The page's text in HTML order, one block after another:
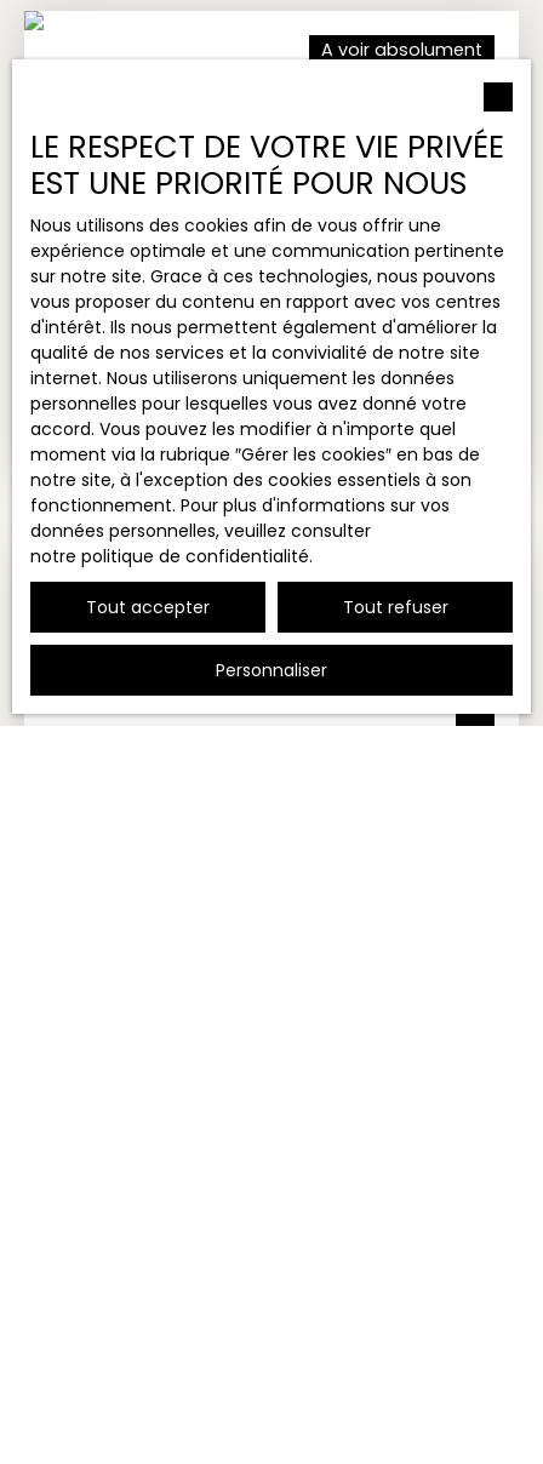
A voir absolument
749 000€
PREMIÈRE LIGNE
3pièces 92.77m² Antibes 06600
LE RESPECT DE VOTRE VIE PRIVÉE
EST UNE PRIORITÉ POUR NOUS
Nous utilisons des cookies afin de vous offrir une
expérience optimale et une communication pertinente
sur notre site. Grace à ces technologies, nous pouvons
vous proposer du contenu en rapport avec vos centres
d'intérêt. Ils nous permettent également d'améliorer la
qualité de nos services et la convivialité de notre site
internet. Nous utiliserons uniquement les données
personnelles pour lesquelles vous avez donné votre
accord. Vous pouvez les modifier à n'importe quel
moment via la rubrique ″Gérer les cookies″ en bas de
notre site, à l'exception des cookies essentiels à son
fonctionnement. Pour plus d'informations sur vos
données personnelles, veuillez consulter
notre politique de confidentialité.
Tout accepter Tout refuser
Personnaliser